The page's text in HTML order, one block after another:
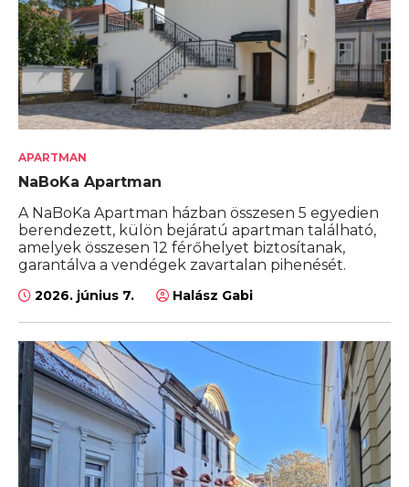
APARTMAN
NaBoKa Apartman
A NaBoKa Apartman házban összesen 5 egyedien
berendezett, külön bejáratú apartman található,
amelyek összesen 12 férőhelyet biztosítanak,
garantálva a vendégek zavartalan pihenését.
2026. június 7. Halász Gabi